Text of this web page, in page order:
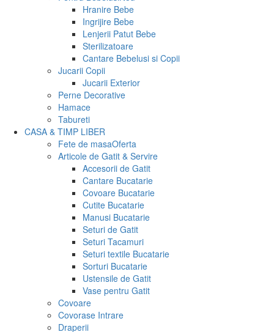
Hranire Bebe
Ingrijire Bebe
Lenjerii Patut Bebe
Sterilizatoare
Cantare Bebelusi si Copii
Jucarii Copii
Jucarii Exterior
Perne Decorative
Hamace
Tabureti
CASA & TIMP LIBER
Fete de masaOferta
Articole de Gatit & Servire
Accesorii de Gatit
Cantare Bucatarie
Covoare Bucatarie
Cutite Bucatarie
Manusi Bucatarie
Seturi de Gatit
Seturi Tacamuri
Seturi textile Bucatarie
Sorturi Bucatarie
Ustensile de Gatit
Vase pentru Gatit
Covoare
Covorase Intrare
Draperii